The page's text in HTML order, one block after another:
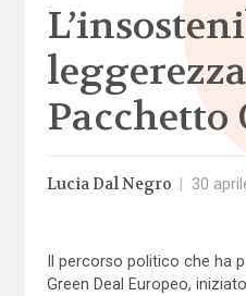
Lucia Dal Negro 30
Il percorso politico che ha
Green Deal Europeo,